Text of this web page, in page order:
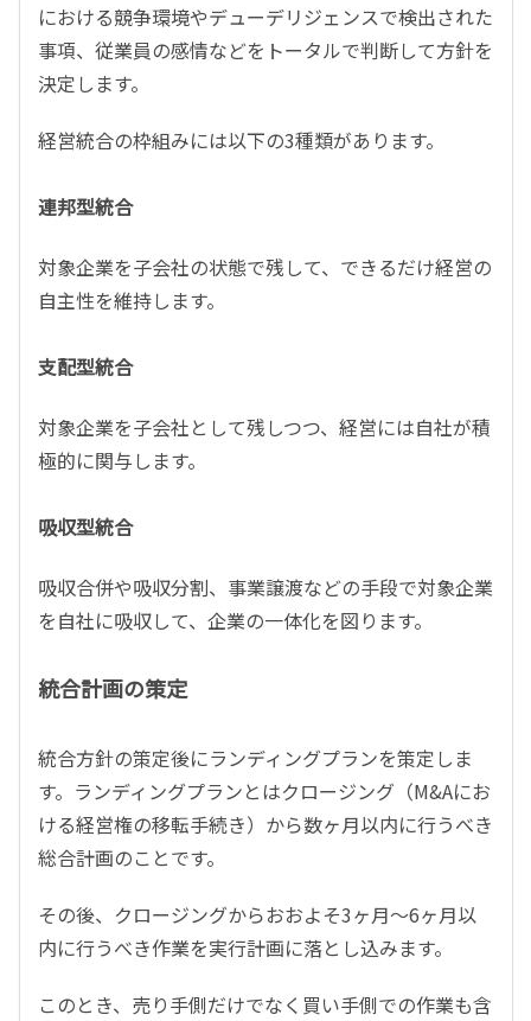
における競争環境やデューデリジェンスで検出された
事項、従業員の感情などをトータルで判断して方針を
決定します。
経営統合の枠組みには以下の3種類があります。
連邦型統合
対象企業を子会社の状態で残して、できるだけ経営の
自主性を維持します。
支配型統合
対象企業を子会社として残しつつ、経営には自社が積
極的に関与します。
吸収型統合
吸収合併や吸収分割、事業譲渡などの手段で対象企業
を自社に吸収して、企業の一体化を図ります。
統合計画の策定
統合方針の策定後にランディングプランを策定しま
す。ランディングプランとはクロージング（M&Aにお
ける経営権の移転手続き）から数ヶ月以内に行うべき
総合計画のことです。
その後、クロージングからおおよそ3ヶ月～6ヶ月以
内に行うべき作業を実行計画に落とし込みます。
このとき、売り手側だけでなく買い手側での作業も含